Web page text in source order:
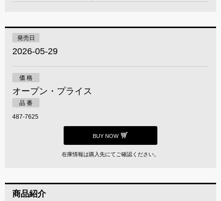
発売日
2026-05-29
価 格
オープン・プライス
品 番
487-7625
BUY NOW
在庫情報は購入先にてご確認ください。
商品紹介